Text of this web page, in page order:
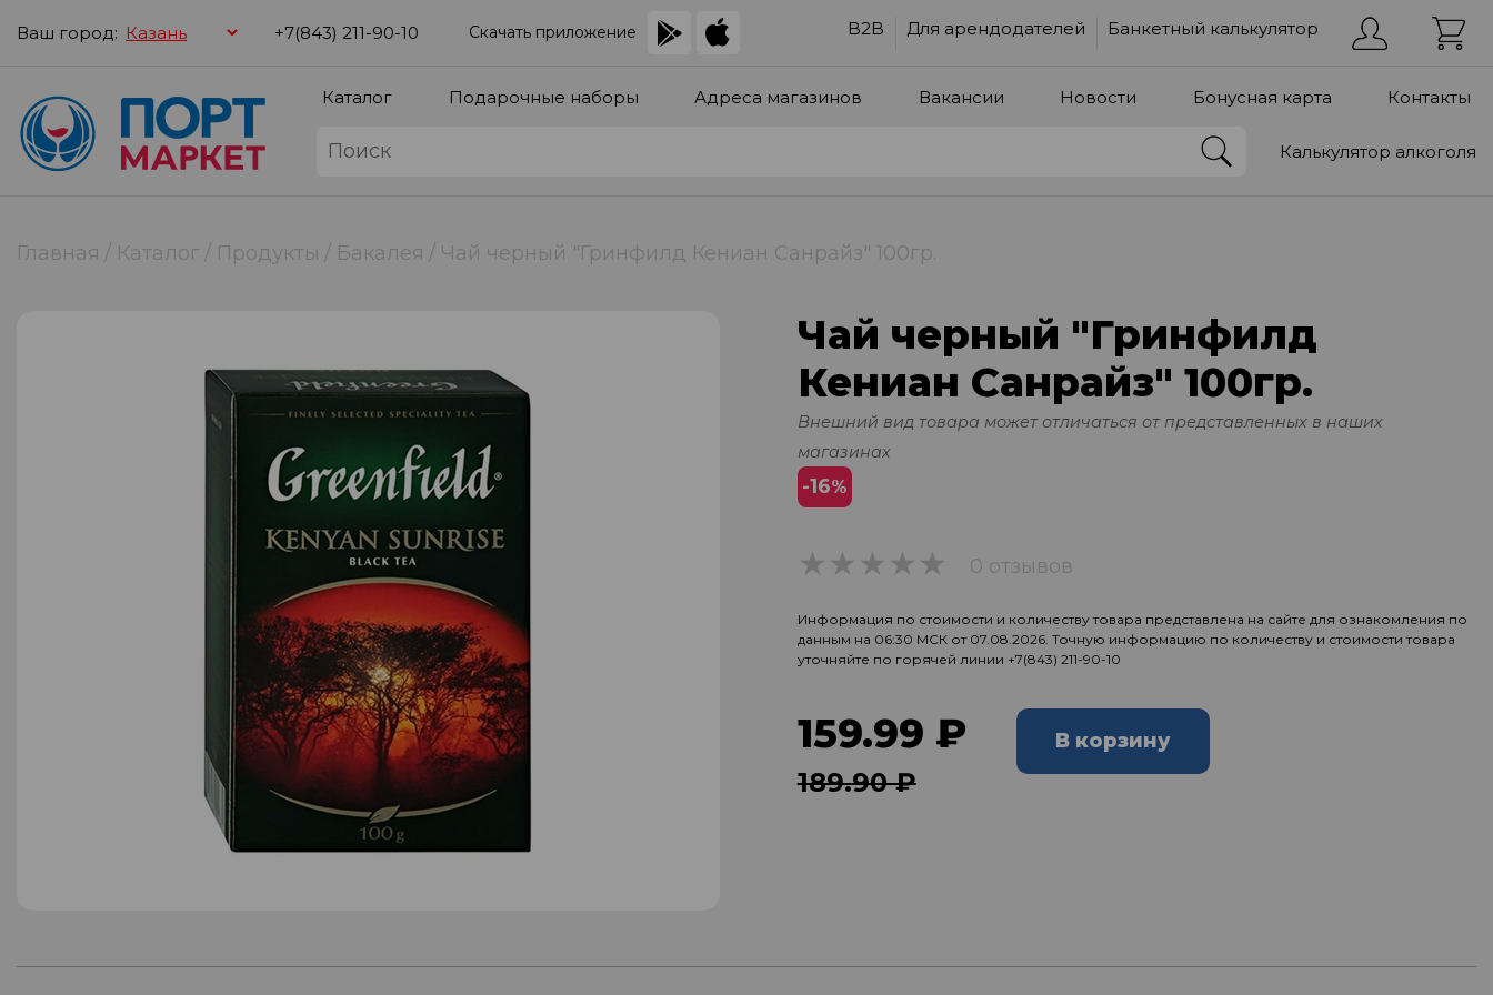
Ваш город: +7(843) 211-90-10 Скачать приложение B2B Для арендодателей Банкетный калькулятор
Каталог Подарочные наборы Адреса магазинов Вакансии Новости Бонусная карта Контакты
Калькулятор алкоголя
Главная Каталог Продукты Бакалея Чай черный "Гринфилд Кениан Санрайз" 100гр.
Чай черный "Гринфилд
Кениан Санрайз" 100гр.
Внешний вид товара может отличаться от представленных в наших
магазинах
-16%
0 отзывов
Информация по стоимости и количеству товара представлена на сайте для ознакомления по
данным на 06:30 МСК от 07.08.2026. Точную информацию по количеству и стоимости товара
уточняйте по горячей линии +7(843) 211-90-10
159.99 ₽
189.90 ₽
В корзину